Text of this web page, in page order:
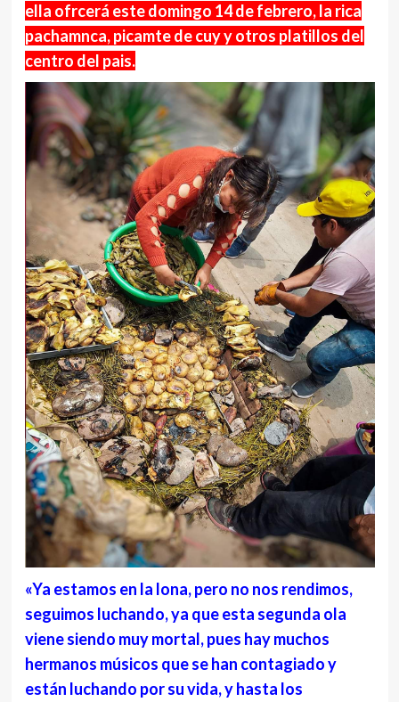
ella ofrcerá este domingo 14 de febrero, la rica
pachamnca, picamte de cuy y otros platillos del
centro del pais.
«Ya estamos en la lona, pero no nos rendimos,
seguimos luchando, ya que esta segunda ola
viene siendo muy mortal, pues hay muchos
hermanos músicos que se han contagiado y
están luchando por su vida, y hasta los